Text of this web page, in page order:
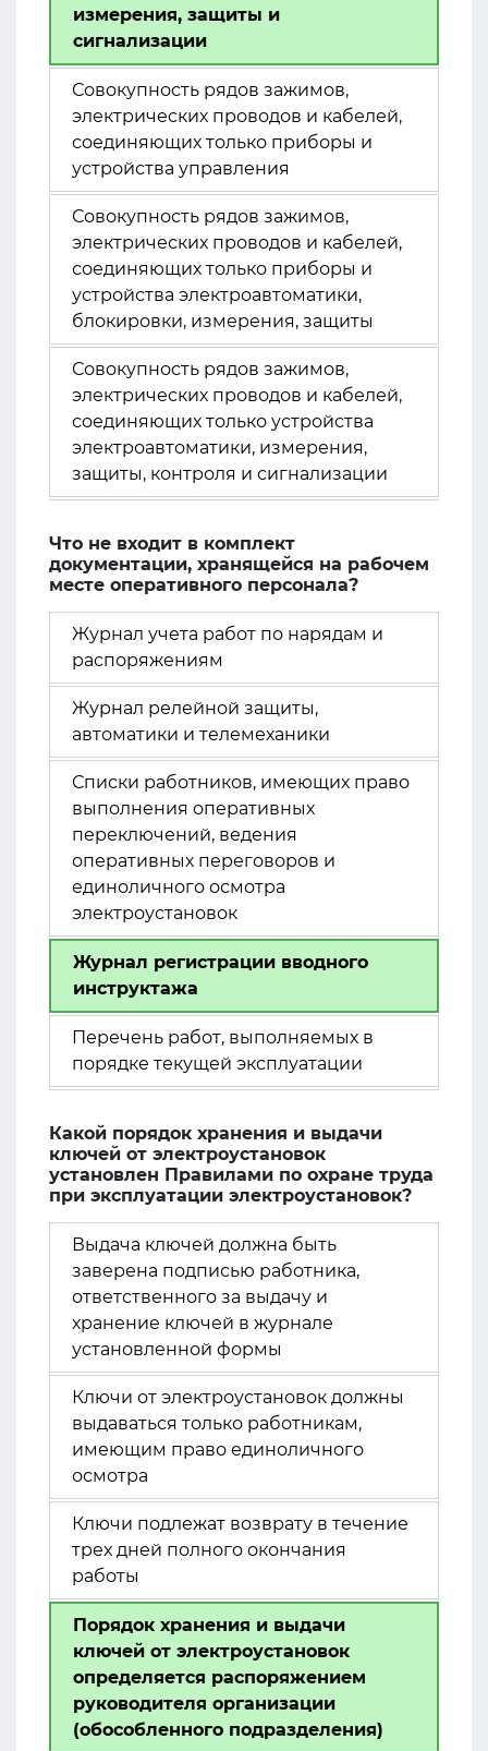
измерения, защиты и
сигнализации
Совокупность рядов зажимов,
электрических проводов и кабелей,
соединяющих только приборы и
устройства управления
Совокупность рядов зажимов,
электрических проводов и кабелей,
соединяющих только приборы и
устройства электроавтоматики,
блокировки, измерения, защиты
Совокупность рядов зажимов,
электрических проводов и кабелей,
соединяющих только устройства
электроавтоматики, измерения,
защиты, контроля и сигнализации
Что не входит в комплект
документации, хранящейся на рабочем
месте оперативного персонала?
Журнал учета работ по нарядам и
распоряжениям
Журнал релейной защиты,
автоматики и телемеханики
Списки работников, имеющих право
выполнения оперативных
переключений, ведения
оперативных переговоров и
единоличного осмотра
электроустановок
Журнал регистрации вводного
инструктажа
Перечень работ, выполняемых в
порядке текущей эксплуатации
Какой порядок хранения и выдачи
ключей от электроустановок
установлен Правилами по охране труда
при эксплуатации электроустановок?
Выдача ключей должна быть
заверена подписью работника,
ответственного за выдачу и
хранение ключей в журнале
установленной формы
Ключи от электроустановок должны
выдаваться только работникам,
имеющим право единоличного
осмотра
Ключи подлежат возврату в течение
трех дней полного окончания
работы
Порядок хранения и выдачи
ключей от электроустановок
определяется распоряжением
руководителя организации
(обособленного подразделения)